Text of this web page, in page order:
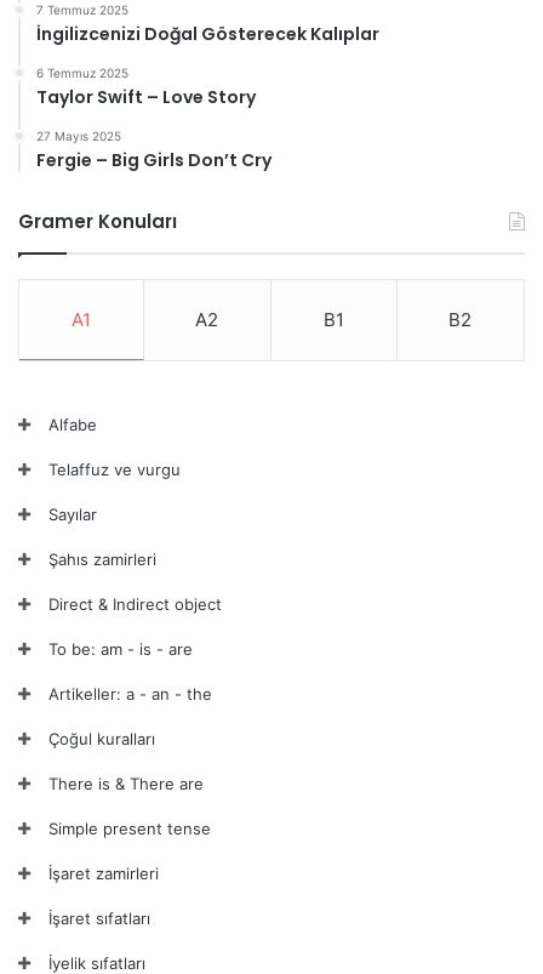
7 Temmuz 2025
İngilizcenizi Doğal Gösterecek Kalıplar
6 Temmuz 2025
Taylor Swift – Love Story
27 Mayıs 2025
Fergie – Big Girls Don’t Cry
Gramer Konuları
A1 A2 B1 B2
Alfabe
Telaffuz ve vurgu
Sayılar
Şahıs zamirleri
Direct & Indirect object
To be: am - is - are
Artikeller: a - an - the
Çoğul kuralları
There is & There are
Simple present tense
İşaret zamirleri
İşaret sıfatları
İyelik sıfatları